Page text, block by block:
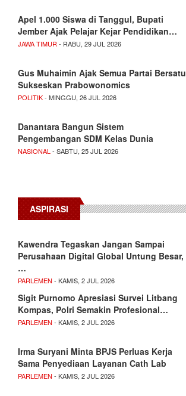
Apel 1.000 Siswa di Tanggul, Bupati
Jember Ajak Pelajar Kejar Pendidikan…
JAWA TIMUR - RABU, 29 JUL 2026
Gus Muhaimin Ajak Semua Partai Bersatu
Sukseskan Prabowonomics
POLITIK- MINGGU, 26 JUL 2026
Danantara Bangun Sistem
Pengembangan SDM Kelas Dunia
NASIONAL - SABTU, 25 JUL 2026
ASPIRASI
Kawendra Tegaskan Jangan Sampai
Perusahaan Digital Global Untung Besar,
…
PARLEMEN - KAMIS, 2 JUL 2026
Sigit Purnomo Apresiasi Survei Litbang
Kompas, Polri Semakin Profesional…
PARLEMEN - KAMIS, 2 JUL 2026
Irma Suryani Minta BPJS Perluas Kerja
Sama Penyediaan Layanan Cath Lab
PARLEMEN - KAMIS, 2 JUL 2026